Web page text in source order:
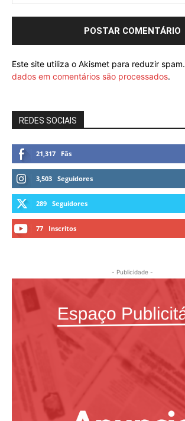
Este site utiliza o Akismet para reduzir spam.
dados em comentários são processados.
REDES SOCIAIS
21,317 Fãs
3,503 Seguidores
289 Seguidores
77 Inscritos
- Publicidade -